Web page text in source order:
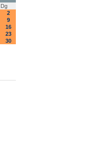
Dg
2
9
16
23
30